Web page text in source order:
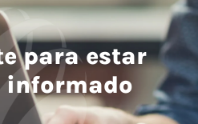
para estar
informado